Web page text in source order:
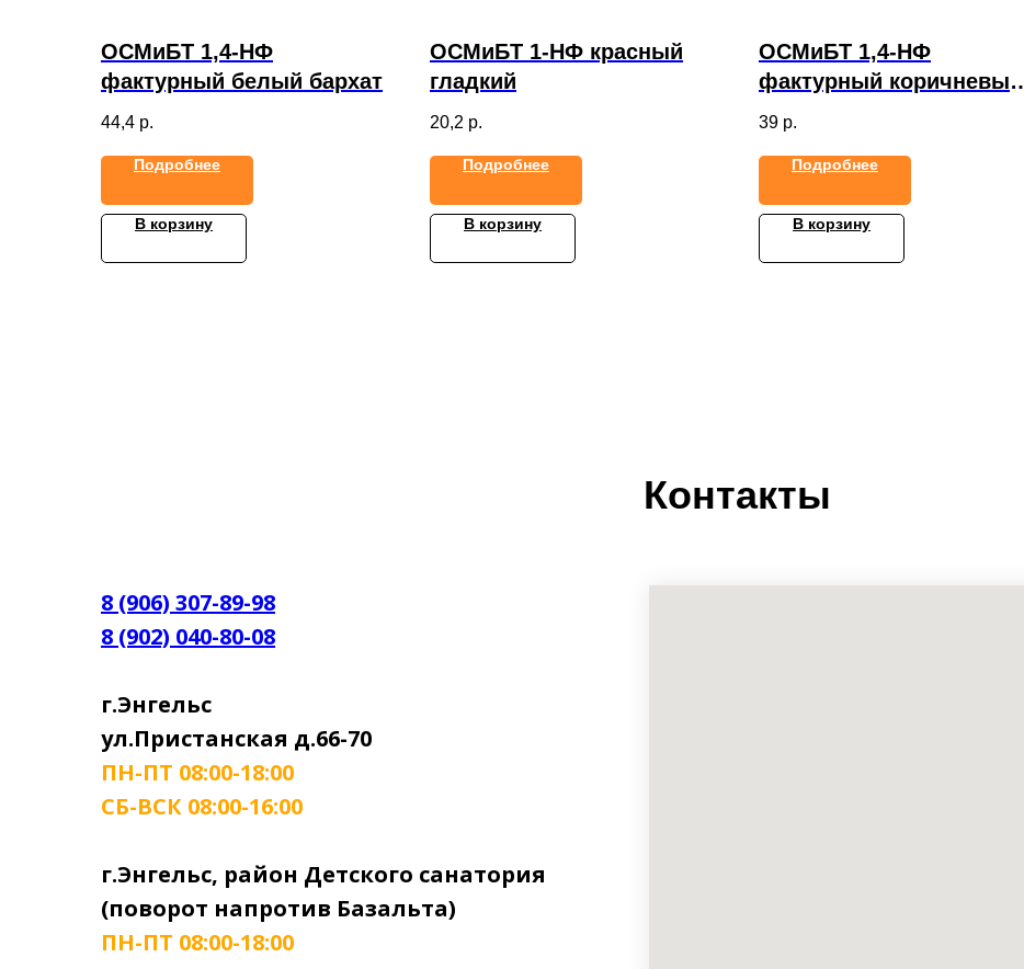
ОСМиБТ 1,4-НФ
фактурный белый бархат
44,4 р.
Подробнее
В корзину
ОСМиБТ 1-НФ красный
гладкий
20,2 р.
Подробнее
В корзину
ОСМиБТ 1,4-НФ
фактурный коричневый
бархат
39 р.
Подробнее
В корзину
Контакты
8 (906) 307-89-98
8 (902) 040-80-08
г.Энгельс
ул.Пристанская д.66-70
ПН-ПТ 08:00-18:00
СБ-ВСК 08:00-16:00
г.Энгельс, район Детского санатория
(поворот напротив Базальта)
ПН-ПТ 08:00-18:00